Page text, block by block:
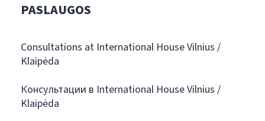
PASLAUGOS
Consultations at International House Vilnius /
Klaipėda
Консультации в International House Vilnius /
Klaipėda